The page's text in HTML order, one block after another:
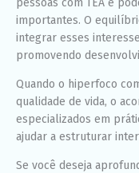
importantes. O
integrar esses
promovendo
Quando o hiperfoco
qualidade de vida, o
especializados em
ajudar a estruturar
Se você deseja